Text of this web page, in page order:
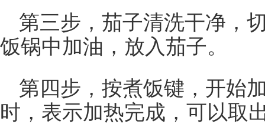
第三步，茄子清洗干净，
饭锅中加油，放入茄子。
第四步，按煮饭键，开始
时，表示加热完成，可以取